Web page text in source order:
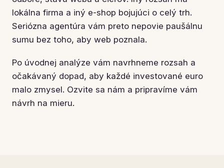
lokálna firma a iný e-shop bojujúci o celý trh.
Seriózna agentúra vám preto nepovie paušálnu
sumu bez toho, aby web poznala.
Po úvodnej analýze vám navrhneme rozsah a
očakávaný dopad, aby každé investované euro
malo zmysel. Ozvite sa nám a pripravíme vám
návrh na mieru.